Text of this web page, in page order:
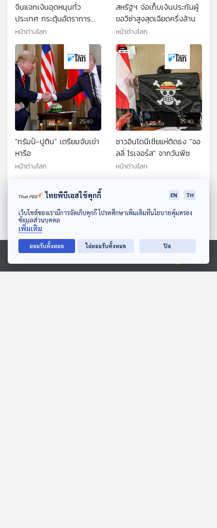
ดาวน์โหลด Thai PBS Podcast Application
Ⓒ 2020 องค์การกระจายเสียงและแพร่ภาพสาธารณะแห่งประเทศไทย
จีนแจกเงินอุดหนุนทั่ว
ประเทศ กระตุ้นอัตราการ
เกิด
หน้าต่างโลก
สหรัฐฯ จ่อเก็บเงินประกันผู้
ขอวีซ่าสูงสุดเฉียดครึ่งล้าน
หน้าต่างโลก
25:40
"ทรัมป์-ปูติน" เตรียมจับเข่า
หารือ
หน้าต่างโลก
25:40
ชาวอินโดนีเซียแห่ติดธง "จอ
ลลี่ โรเจอร์ส" จากวันพีซ
หน้าต่างโลก
ตอนที่เกี่ยวข้อง
ไทยพีบีเอสใช้คุกกี้ EN TH
เว็บไซต์ของเรามีการจัดเก็บคุกกี้ โปรดศึกษาเพิ่มเติมที่นโยบายคุ้มครอง
ข้อมูลส่วนบุคคล
เพิ่มเติม
ยอมรับทั้งหมด ไม่ยอมรับทั้งหมด ปิด